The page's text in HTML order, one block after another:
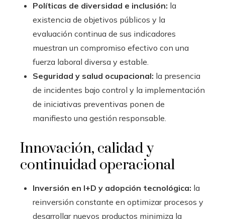
Políticas de diversidad e inclusión: la
existencia de objetivos públicos y la
evaluación continua de sus indicadores
muestran un compromiso efectivo con una
fuerza laboral diversa y estable.
Seguridad y salud ocupacional: la presencia
de incidentes bajo control y la implementación
de iniciativas preventivas ponen de
manifiesto una gestión responsable.
Innovación, calidad y
continuidad operacional
Inversión en I+D y adopción tecnológica: la
reinversión constante en optimizar procesos y
desarrollar nuevos productos minimiza la